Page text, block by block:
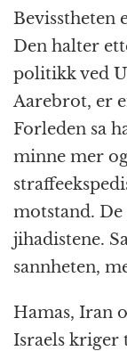
Bevisstheten
Den halter
politikk ved
Aarebrot, er
Forleden sa
minne mer
motstand.
jihadistene.
sannheten,
Hamas, Iran
Israels kriger